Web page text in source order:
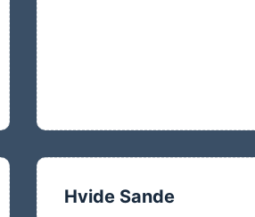
Hvide Sande